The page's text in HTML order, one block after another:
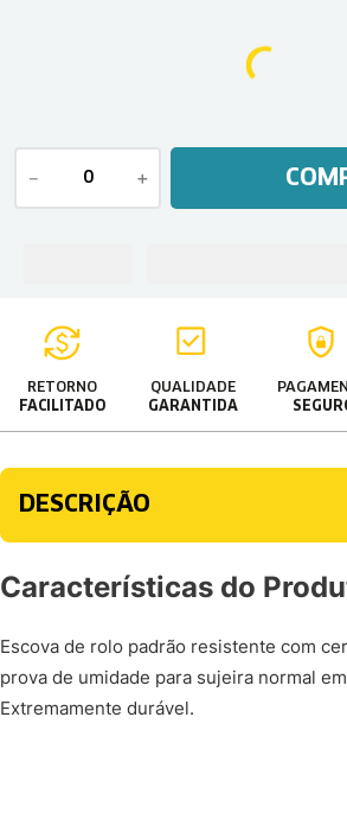
＋
－
RETORNO
FACILITADO
QUALIDADE
GARANTIDA
DESCRIÇÃO
Características do
Escova de rolo padrão resistente com
prova de umidade para sujeira normal
Extremamente durável.